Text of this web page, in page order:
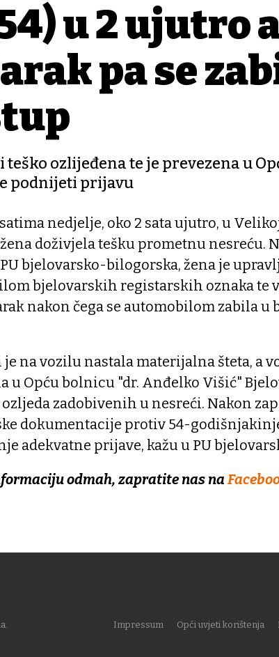
u 2 ujutro
pa se
ozlijeđena te je prevezena u
podnijeti prijavu
nedjelje, oko 2 sata ujutro, u
doživjela tešku prometnu nesreću.
bjelovarsko-bilogorska, žena je
bjelovarskih registarskih oznaka te
nakon čega se automobilom zabila u
je na vozilu nastala materijalna šteta, a
u Opću bolnicu "dr. Anđelko Višić"
zadobivenih u nesreći. Nakon
dokumentacije protiv 54-
adekvatne prijave, kažu u PU
odmah, zapratite nas na
Impressum Opći uvjeti korištenja